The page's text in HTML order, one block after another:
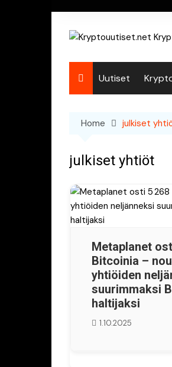
Uutiset
Home julkiset
julkiset yhtiöt
Metaplanet
Bitcoinia –
yhtiöiden
suurimmaksi
haltijaksi
1.10.2025